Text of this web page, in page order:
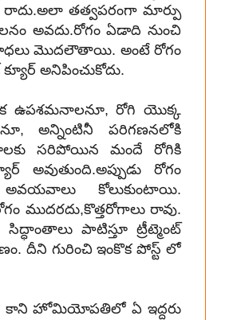
రాదు.అలా తత్వపరంగా మార్పు
అవదు.రోగం ఏడాది నుంచి
బాధలు మొదలౌతాయి. అంటే రోగం
అనిపించుకోదు.
ఉపశమనాలనూ, రోగి యొక్క
అన్నింటినీ పరిగణనలోకి
సరిపోయిన మందే రోగికి
అవుతుంది.అప్పుడు రోగం
కోలుకుంటాయి.
ముదరదు,కొత్తరోగాలు రావు.
పాటిస్తూ ట్రీట్మెంట్
దీని గురించి ఇంకొక పోస్ట్ లో
కాని హోమియోపతిలో ఏ ఇద్దరు